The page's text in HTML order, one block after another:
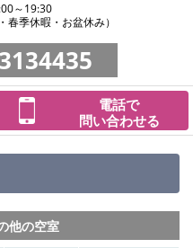
～19:30
春季休暇・お盆休み）
電話で
問い合わせる
他の空室